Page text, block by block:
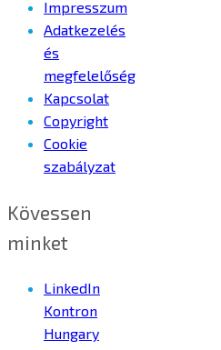
Impresszum
Adatkezelés
és
megfelelőség
Kapcsolat
Copyright
Cookie
szabályzat
Kövessen
minket
LinkedIn
Kontron
Hungary